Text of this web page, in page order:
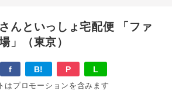
んといっしょ宅配便 「ファ
」（東京）
f B! P L
はプロモーションを含みます